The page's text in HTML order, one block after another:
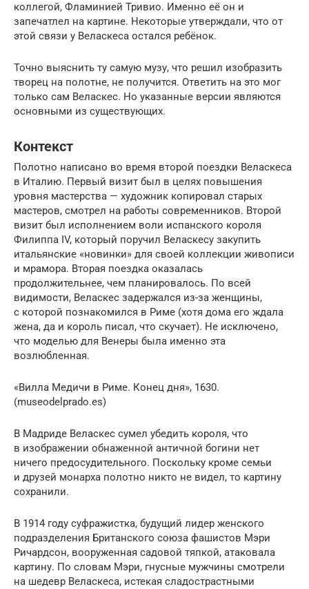
коллегой, Фламинией Тривио. Именно её он и
запечатлел на картине. Некоторые утверждали, что от
этой связи у Веласкеса остался ребёнок.
Точно выяснить ту самую музу, что решил изобразить
творец на полотне, не получится. Ответить на это мог
только сам Веласкес. Но указанные версии являются
основными из существующих.
Контекст
Полотно написано во время второй поездки Веласкеса
в Италию. Первый визит был в целях повышения
уровня мастерства — художник копировал старых
мастеров, смотрел на работы современников. Второй
визит был исполнением воли испанского короля
Филиппа IV, который поручил Веласкесу закупить
итальянские «новинки» для своей коллекции живописи
и мрамора. Вторая поездка оказалась
продолжительнее, чем планировалось. По всей
видимости, Веласкес задержался из-за женщины,
с которой познакомился в Риме (хотя дома его ждала
жена, да и король писал, что скучает). Не исключено,
что моделью для Венеры была именно эта
возлюбленная.
«Вилла Медичи в Риме. Конец дня», 1630.
(museodelprado.es)
В Мадриде Веласкес сумел убедить короля, что
в изображении обнаженной античной богини нет
ничего предосудительного. Поскольку кроме семьи
и друзей монарха полотно никто не видел, то картину
сохранили.
В 1914 году суфражистка, будущий лидер женского
подразделения Британского союза фашистов Мэри
Ричардсон, вооруженная садовой тяпкой, атаковала
картину. По словам Мэри, гнусные мужчины смотрели
на шедевр Веласкеса, истекая сладострастными